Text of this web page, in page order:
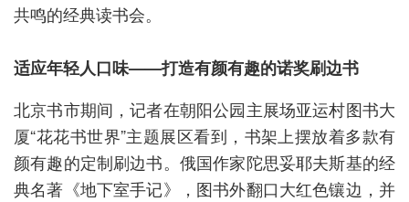
共鸣的经典读书会。
适应年轻人口味——打造有颜有趣的诺奖刷边书
北京书市期间，记者在朝阳公园主展场亚运村图书大
厦“花花书世界”主题展区看到，书架上摆放着多款有
颜有趣的定制刷边书。俄国作家陀思妥耶夫斯基的经
典名著《地下室手记》，图书外翻口大红色镶边，并